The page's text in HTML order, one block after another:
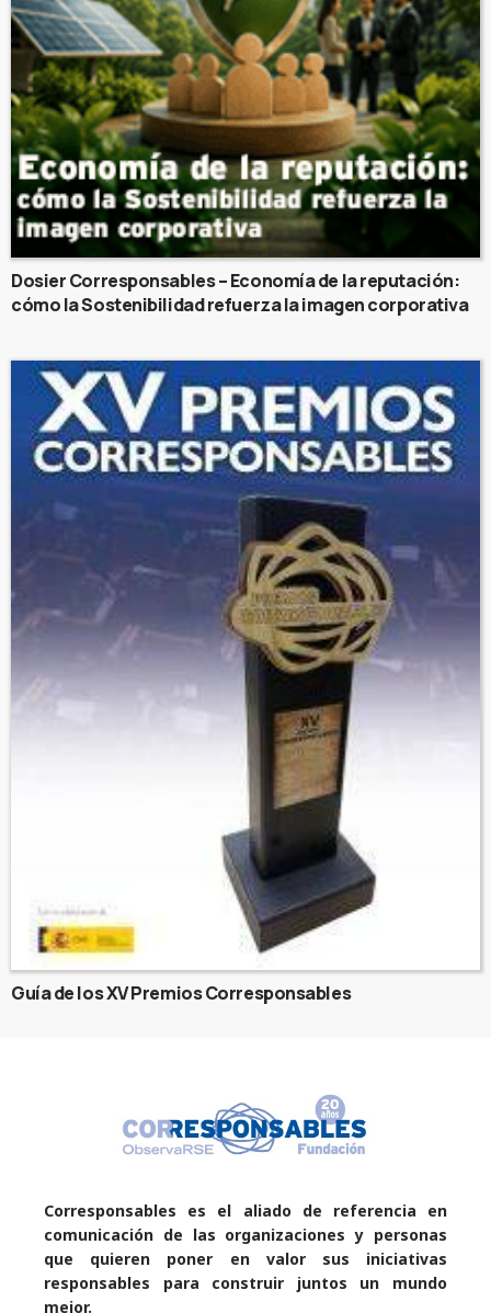
Dosier Corresponsables – Economía de la reputación:
cómo la Sostenibilidad refuerza la imagen corporativa
Guía de los XV Premios Corresponsables
Corresponsables es el aliado de referencia en
comunicación de las organizaciones y personas
que quieren poner en valor sus iniciativas
responsables para construir juntos un mundo
mejor.